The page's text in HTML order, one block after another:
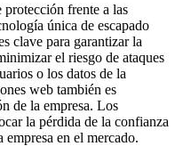
frente a las
única de escapado
clave para garantizar la
el riesgo de ataques
o los datos de la
web también es
de la empresa. Los
la pérdida de la confianza
en el mercado.